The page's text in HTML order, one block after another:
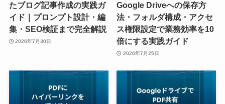
たブログ記事作成の実践ガ
イド｜プロンプト設計・編
集・SEO検証まで完全解説
2026年7月30日
Google Driveへの保存方
法・フォルダ構成・アクセ
ス権限設定で業務効率を10
倍にする実践ガイド
2026年7月25日